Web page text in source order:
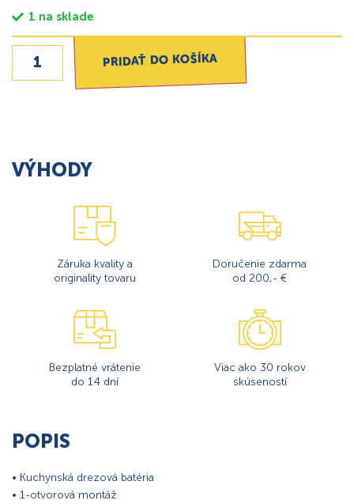
1 na sklade
PRIDAŤ DO KOŠÍKA
VÝHODY
Záruka kvality a
originality tovaru
Doručenie zdarma
od 200,- €
Bezplatné vrátenie
do 14 dní
Viac ako 30 rokov
skúseností
POPIS
• Kuchynská drezová batéria
• 1-otvorová montáž